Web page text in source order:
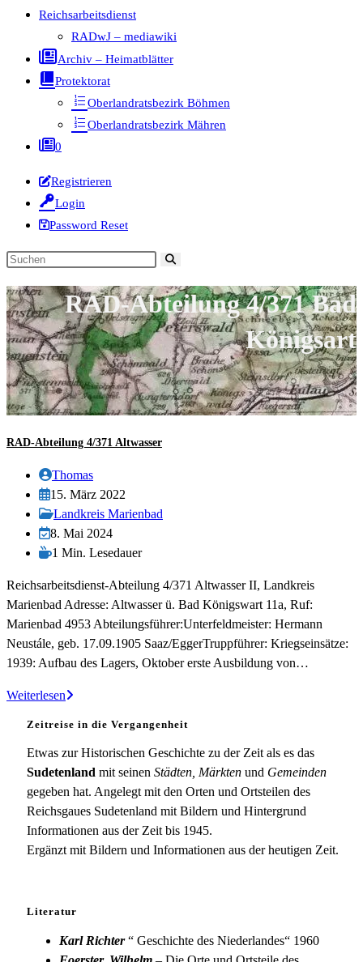
Reichsarbeitsdienst
RADwJ – mediawiki
Archiv – Heimatblätter
Protektorat
Oberlandratsbezirk Böhmen
Oberlandratsbezirk Mähren
0
Registrieren
Login
Password Reset
Diese
durchsuchenRAD-Abteilung 4/371 Bad
Königsart
RAD-Abteilung 4/371 Altwasser
Beitrags-
Autor:
Thomas
Beitrag
veröffentlicht:
15. März 2022
Beitrags-
Kategorie:
Landkreis Marienbad
Beitrag
zuletzt
am:
8. Mai 2024
Lesedauer:
1 Min. Lesedauer
Reichsarbeitsdienst-Abteilung 4/371 Altwasser II, Landkreis
Marienbad Adresse: Altwasser ü. Bad Königswart 11a, Ruf:
Marienbad 4953 Abteilungsführer:Unterfeldmeister: Hermann
Neustále, geb. 17.09.1905 Saaz/EggerTruppführer: Kriegseinsätze:
1939: Aufbau des Lagers, Oktober erste Ausbildung von…
WeiterlesenRAD-
Altwasser
Zeitreise in die Vergangenheit
Etwas zur Historischen Geschichte zu der Zeit als es das
Sudetenland mit seinen Städten, Märkten und Gemeinden
gegeben hat. Angelegt mit den Orten und Ortsteilen des
Reichsgaues Sudetenland mit Bildern und Hintergrund
Informationen aus der Zeit bis 1945.
Ergänzt mit Bildern und Informationen aus der heutigen Zeit.
Literatur
Karl Richter“ Geschichte des Niederlandes“ 1960